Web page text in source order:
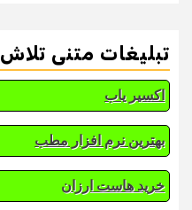
تبلیغات متنی تلاش
اکسیر یاب
بهترین نرم افزار مطب
خرید هاست ارزان